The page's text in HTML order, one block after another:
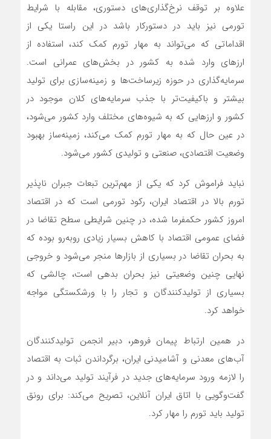
علاوه بر توقف نرخ‌گذاری‌های دستوری، مقابله با شرایط
تورمی نیز باید در دستورکار باشد در این راستا یکی از
اقداماتی که می‌تواند به مهار تورم کمک کند، استفاده از
ارزهای وارد شده به کشور در بخش‌های عمرانی است.
سرمایه‌گذاری‌ در حوزه زیرساخت‌ها و زمینه‌سازی برای تولید
بیشتر و باکیفیت‌تر با جذب سرمایه‌های کلان موجود در
کشور و ارزهایی که به شیوه‌های مختلف وارد کشور می‌شود،
در عین حال که به مهار تورم کمک می‌کند، زمینه‌ساز بهبود
وضعیت اقتصادی، صنعتی و تولیدی کشور می‌شود.
نباید فراموش کرد که یکی از مهم‌ترین تبعات جبران ناپذیر
تورم بالا در اقتصاد ایران، رکود تورمی است که در اقتصاد
امروز کشور حکمفرما شده، در چنین شرایطی سطح تقاضا در
فضای عمومی اقتصاد با کاهش بسیار زیادی روبه‌رو بوده که
به بحران تقاضا در بسیاری از بازار‌ها منجر می‌شود و خروجی
نهایی چنین وضعیتی نیز بحران بدهی است، چالشی که
بسیاری از تولیدکنندگان و تجار را با ورشکستگی مواجه
خواهد کرد.
در همین ارتباط پیمان فروهر، دبیر انجمن تولیدکنندگان
آب‌های معدنی و آشامیدنی ایران، برگرداندن ثبات به اقتصاد
را لازمه ورود سرمایه‌های جدید در فرآیند تولید می‌داند و در
گفت‌وگویی با اتاق ایران آنلاین، تصریح می‌کند: برای رونق
تولید باید تورم را مهار کرد.